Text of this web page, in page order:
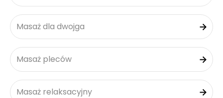
Masaż dla dwojga
Masaż pleców
Masaż relaksacyjny